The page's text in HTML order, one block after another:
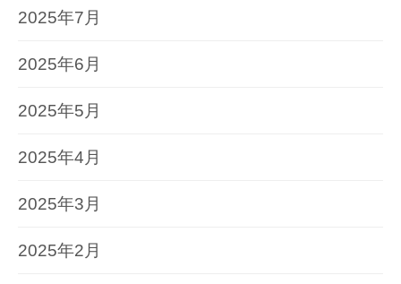
2025年7月
2025年6月
2025年5月
2025年4月
2025年3月
2025年2月